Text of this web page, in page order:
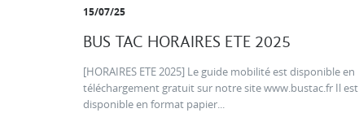
15/07/25
BUS TAC HORAIRES ETE 2025
[HORAIRES ETE 2025] Le guide mobilité est disponible en
téléchargement gratuit sur notre site www.bustac.fr Il est
disponible en format papier...